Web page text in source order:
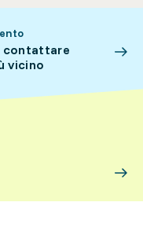
contattare
vicino